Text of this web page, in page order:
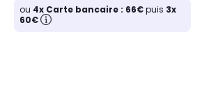
ou 4x Carte bancaire : 66€puis 3x
60€